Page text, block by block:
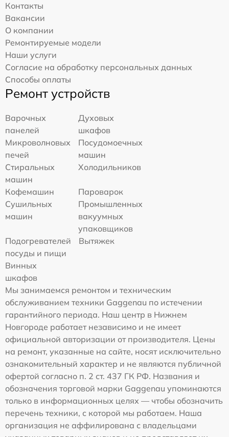
Контакты
Вакансии
О компании
Ремонтируемые модели
Наши услуги
Согласие на обработку персональных данных
Способы оплаты
Ремонт устройств
Варочных
панелей
Духовых
шкафов
Микроволновых
печей
Посудомоечных
машин
Стиральных
машин
Холодильников
Кофемашин
Пароварок
Сушильных
машин
Промышленных
вакуумных
упаковщиков
Подогревателей
посуды и пищи
Вытяжек
Винных
шкафов
Мы занимаемся ремонтом и техническим
обслуживанием техники Gaggenau по истечении
гарантийного периода. Наш центр в Нижнем
Новгороде работает независимо и не имеет
официальной авторизации от производителя. Цены
на ремонт, указанные на сайте, носят исключительно
ознакомительный характер и не являются публичной
офертой согласно п. 2 ст. 437 ГК РФ. Названия и
обозначения торговой марки Gaggenau упоминаются
только в информационных целях — чтобы обозначить
перечень техники, с которой мы работаем. Наша
организация не аффилирована с владельцами